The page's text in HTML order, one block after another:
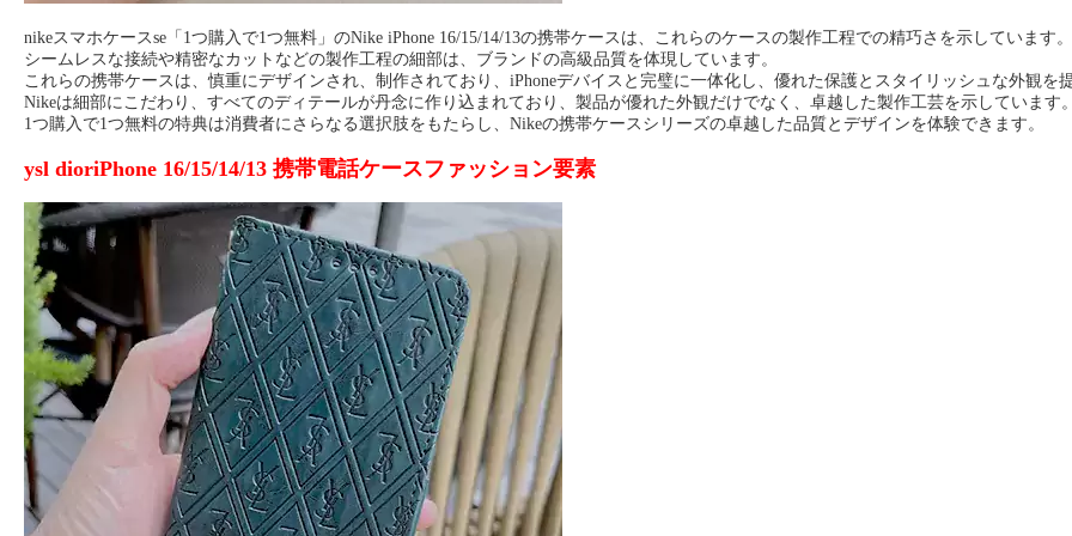
nikeスマホケースse「1つ購入で1つ無料」のNike iPhone 16/15/14/13の携帯ケースは、これらのケースの製作工程での精巧さを示しています。
シームレスな接続や精密なカットなどの製作工程の細部は、ブランドの高級品質を体現しています。
これらの携帯ケースは、慎重にデザインされ、制作されており、iPhoneデバイスと完璧に一体化し、優れた保護とスタイリッシュな外観を
Nikeは細部にこだわり、すべてのディテールが丹念に作り込まれており、製品が優れた外観だけでなく、卓越した製作工芸を示しています。
1つ購入で1つ無料の特典は消費者にさらなる選択肢をもたらし、Nikeの携帯ケースシリーズの卓越した品質とデザインを体験できます。
ysl dioriPhone 16/15/14/13 携帯電話ケースファッション要素